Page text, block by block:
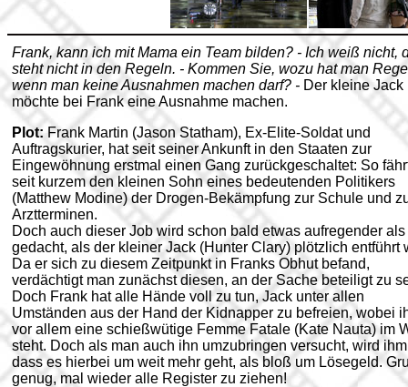
Frank, kann ich mit Mama ein Team bilden? - Ich weiß nicht,
steht nicht in den Regeln. - Kommen Sie, wozu hat man
wenn man keine Ausnahmen machen darf? - Der kleine Jack
möchte bei Frank eine Ausnahme machen.
Plot: Frank Martin (Jason Statham), Ex-Elite-Soldat und
Auftragskurier, hat seit seiner Ankunft in den Staaten zur
Eingewöhnung erstmal einen Gang zurückgeschaltet: So
seit kurzem den kleinen Sohn eines bedeutenden Politikers
(Matthew Modine) der Drogen-Bekämpfung zur Schule und
Arztterminen.
Doch auch dieser Job wird schon bald etwas aufregender als
gedacht, als der kleiner Jack (Hunter Clary) plötzlich entführt
Da er sich zu diesem Zeitpunkt in Franks Obhut befand,
verdächtigt man zunächst diesen, an der Sache beteiligt zu
Doch Frank hat alle Hände voll zu tun, Jack unter allen
Umständen aus der Hand der Kidnapper zu befreien, wobei
vor allem eine schießwütige Femme Fatale (Kate Nauta) im
steht. Doch als man auch ihn umzubringen versucht, wird
dass es hierbei um weit mehr geht, als bloß um Lösegeld.
genug, mal wieder alle Register zu ziehen!